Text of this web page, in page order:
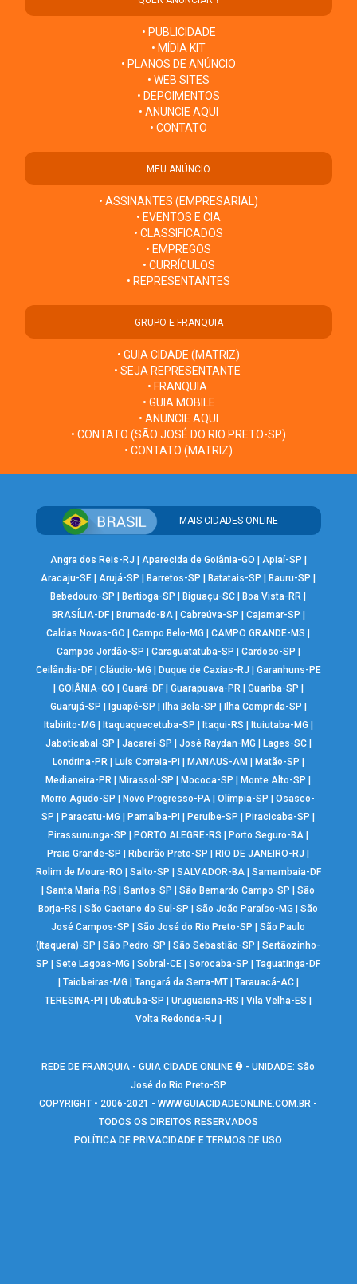
• PUBLICIDADE
• MÍDIA KIT
• PLANOS DE ANÚNCIO
• WEB SITES
• DEPOIMENTOS
• ANUNCIE AQUI
• CONTATO
MEU ANÚNCIO
• ASSINANTES (EMPRESARIAL)
• EVENTOS E CIA
• CLASSIFICADOS
• EMPREGOS
• CURRÍCULOS
• REPRESENTANTES
GRUPO E FRANQUIA
• GUIA CIDADE (MATRIZ)
• SEJA REPRESENTANTE
• FRANQUIA
• GUIA MOBILE
• ANUNCIE AQUI
• CONTATO (SÃO JOSÉ DO RIO PRETO-SP)
• CONTATO (MATRIZ)
MAIS CIDADES ONLINE
Angra dos Reis-RJ | Aparecida de Goiânia-GO | Apiaí-SP |
Aracaju-SE | Arujá-SP |Barretos-SP |Batatais-SP |Bauru-SP |
Bebedouro-SP |Bertioga-SP |Biguaçu-SC |Boa Vista-RR |
BRASÍLIA-DF| Brumado-BA| Cabreúva-SP | Cajamar-SP |
Caldas Novas-GO |Campo Belo-MG |CAMPO GRANDE-MS |
Campos Jordão-SP | Caraguatatuba-SP | Cardoso-SP |
Ceilândia-DF| Cláudio-MG | Duque de Caxias-RJ | Garanhuns-PE
| GOIÂNIA-GO | Guará-DF| Guarapuava-PR | Guariba-SP |
Guarujá-SP | Iguapé-SP | Ilha Bela-SP | Ilha Comprida-SP |
Itabirito-MG | Itaquaquecetuba-SP | Itaqui-RS | Ituiutaba-MG |
Jaboticabal-SP | Jacareí-SP | José Raydan-MG | Lages-SC|
Londrina-PR | Luís Correia-PI | MANAUS-AM | Matão-SP |
Medianeira-PR |Mirassol-SP |Mococa-SP |Monte Alto-SP |
Morro Agudo-SP |Novo Progresso-PA |Olímpia-SP |Osasco-
SP |Paracatu-MG |Parnaíba-PI |Peruíbe-SP |Piracicaba-SP |
Pirassununga-SP |PORTO ALEGRE-RS |Porto Seguro-BA |
Praia Grande-SP |Ribeirão Preto-SP |RIO DE JANEIRO-RJ |
Rolim de Moura-RO | Salto-SP | SALVADOR-BA| Samambaia-DF
|Santa Maria-RS |Santos-SP |São Bernardo Campo-SP |São
Borja-RS |São Caetano do Sul-SP |São João Paraíso-MG |São
José Campos-SP |São José do Rio Preto-SP |São Paulo
(Itaquera)-SP |São Pedro-SP |São Sebastião-SP |Sertãozinho-
SP |Sete Lagoas-MG |Sobral-CE |Sorocaba-SP |Taguatinga-DF
| Taiobeiras-MG | Tangará da Serra-MT| Tarauacá-AC|
TERESINA-PI |Ubatuba-SP |Uruguaiana-RS |Vila Velha-ES |
Volta Redonda-RJ |
REDE DE FRANQUIA - GUIA CIDADE ONLINE ® - UNIDADE: São
José do Rio Preto-SP
COPYRIGHT • 2006-2021 -WWW.GUIACIDADEONLINE.COM.BR -
TODOS OS DIREITOS RESERVADOS
POLÍTICA DE PRIVACIDADE E TERMOS DE USO